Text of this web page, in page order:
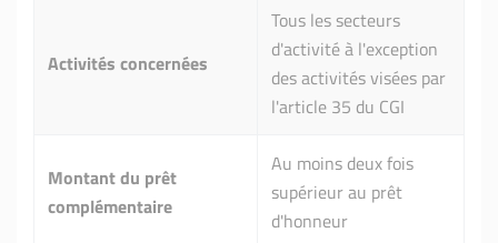
Activités concernées
Tous les secteurs
d'activité à l'exception
des activités visées par
l'article 35 du CGI
Montant du prêt
complémentaire
Au moins deux fois
supérieur au prêt
d'honneur